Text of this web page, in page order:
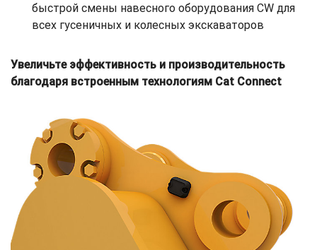
быстрой смены навесного оборудования CW для
всех гусеничных и колесных экскаваторов
Увеличьте эффективность и производительность
благодаря встроенным технологиям Cat Connect